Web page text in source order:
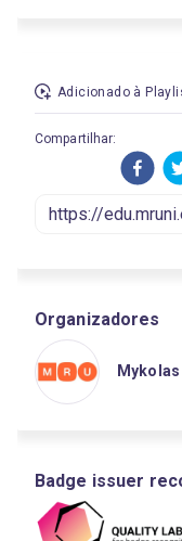
Adicionado à
Compartilhar:
Organizadores
Badge issuer